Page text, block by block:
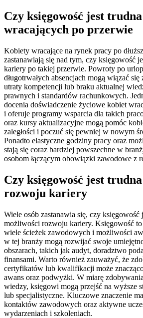
Czy księgowość jest
wracających po przerwie
Kobiety wracające na rynek pracy po
zastanawiają się nad tym, czy księgowość
kariery po takiej przerwie. Powroty po
długotrwałych absencjach mogą wiązać
utraty kompetencji lub braku aktualnej
prawnych i standardów rachunkowych.
docenia doświadczenie życiowe kobiet
i oferuje programy wsparcia dla takich
oraz kursy aktualizacyjne mogą pomóc
zaległości i poczuć się pewniej w nowym
Ponadto elastyczne godziny pracy oraz
stają się coraz bardziej powszechne w
osobom łączącym obowiązki zawodowe z
Czy księgowość jest
rozwoju kariery
Wiele osób zastanawia się, czy
możliwości rozwoju kariery. Księgowość
wiele ścieżek zawodowych i możliwości
w tej branży mogą rozwijać swoje
obszarach, takich jak audyt, doradztwo
finansami. Warto również zauważyć, że
certyfikatów lub kwalifikacji może
awans oraz podwyżki. W miarę
wiedzy, księgowi mogą przejść na wyższe
lub specjalistyczne. Kluczowe znaczenie
kontaktów zawodowych oraz aktywne
wydarzeniach i szkoleniach.